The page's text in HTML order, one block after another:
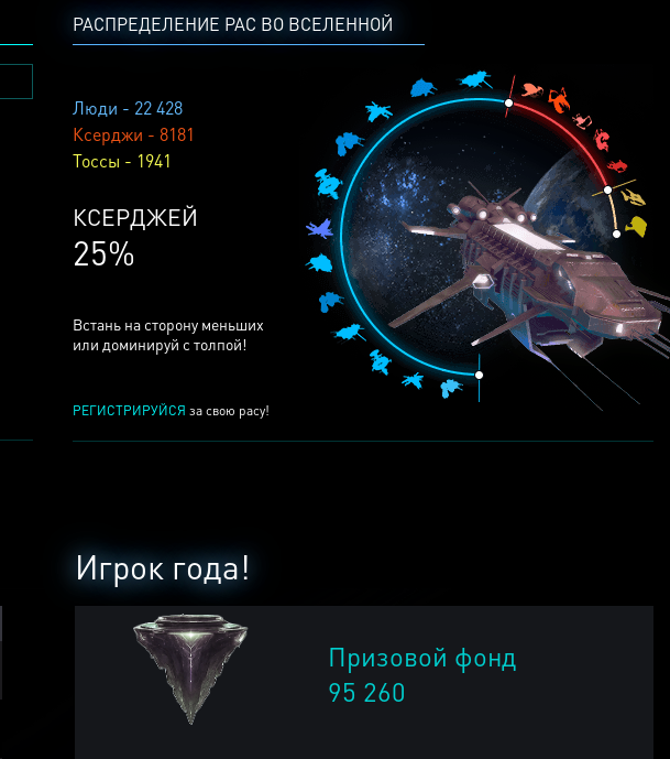
РАСПРЕДЕЛЕНИЕ РАС ВО ВСЕЛЕННОЙ
Люди - 22 428
Ксерджи - 8181
Тоссы - 1941
КСЕРДЖЕЙ
25%
Встань на сторону меньших
или доминируй с толпой!
РЕГИСТРИРУЙСЯ за свою расу!
Игрок года!
Призовой фонд
95 260